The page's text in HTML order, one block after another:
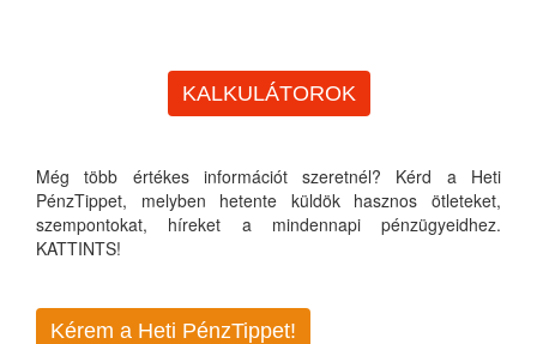
KALKULÁTOROK
Még több értékes információt szeretnél? Kérd a Heti
PénzTippet, melyben hetente küldök hasznos ötleteket,
szempontokat, híreket a mindennapi pénzügyeidhez.
KATTINTS!
Kérem a Heti PénzTippet!